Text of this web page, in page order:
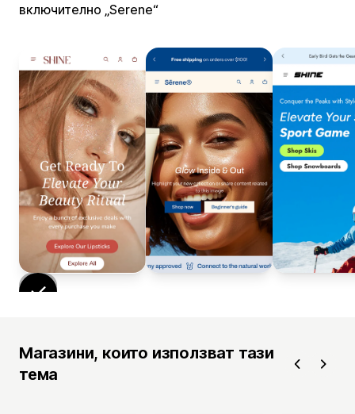
включително „Serene“
Магазини, които използват тази
тема